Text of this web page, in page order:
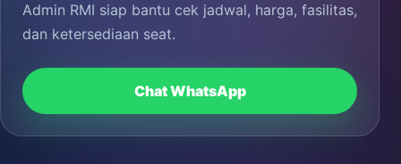
Admin RMI siap bantu cek jadwal, harga, fasilitas,
dan ketersediaan seat.
Chat WhatsApp